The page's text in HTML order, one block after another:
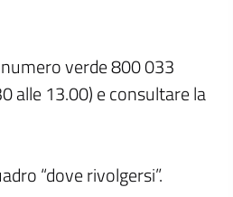
verde 800 033
alle 13.00) e consultare la
“dove rivolgersi”.